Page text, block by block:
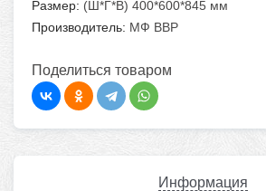
Размер: (Ш*Г*В) 400*600*845 мм
Производитель: МФ ВВР
Поделиться товаром
Информация